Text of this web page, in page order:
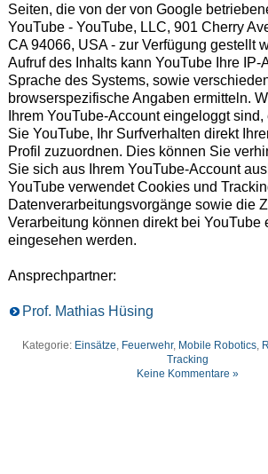
Seiten, die von der von Google
YouTube - YouTube, LLC, 901 Cherry
CA 94066, USA - zur Verfügung gestellt
Aufruf des Inhalts kann YouTube Ihre IP-
Sprache des Systems, sowie
browserspezifische Angaben ermitteln.
Ihrem YouTube-Account eingeloggt
Sie YouTube, Ihr Surfverhalten direkt
Profil zuzuordnen. Dies können Sie
Sie sich aus Ihrem YouTube-Account
YouTube verwendet Cookies und
Datenverarbeitungsvorgänge sowie die
Verarbeitung können direkt bei YouTube
eingesehen werden.
Ansprechpartner:
Prof. Mathias Hüsing
Kategorie: Einsätze Feuerwehr, Mobile Robotics
Tracking
Keine Kommentare »